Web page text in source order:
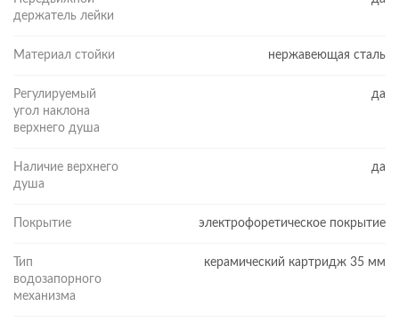
держатель лейки
Материал стойки нержавеющая сталь
Регулируемый
угол наклона
верхнего душа
да
Наличие верхнего
душа
да
Покрытие электрофоретическое покрытие
Тип
водозапорного
механизма
керамический картридж 35 мм